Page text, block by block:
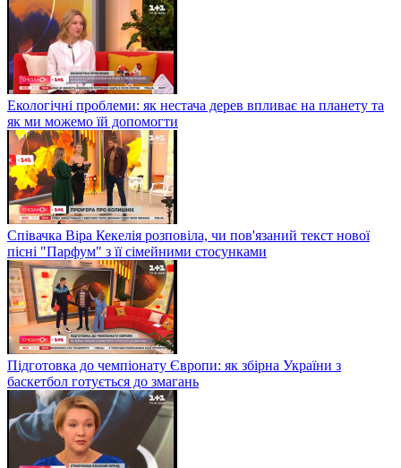
Екологічні проблеми: як нестача дерев впливає на планету та
як ми можемо їй допомогти
Співачка Віра Кекелія розповіла, чи пов'язаний текст нової
пісні "Парфум" з її сімейними стосунками
Підготовка до чемпіонату Європи: як збірна України з
баскетбол готується до змагань